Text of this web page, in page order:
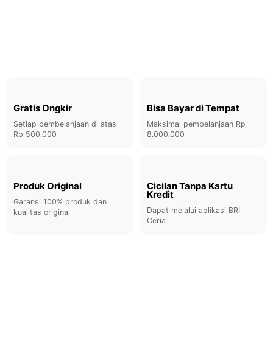
Gratis Ongkir
Setiap pembelanjaan di atas
Rp 500.000
Bisa Bayar di Tempat
Maksimal pembelanjaan Rp
8.000.000
Produk Original
Garansi 100% produk dan
kualitas original
Cicilan Tanpa Kartu
Kredit
Dapat melalui aplikasi BRI
Ceria